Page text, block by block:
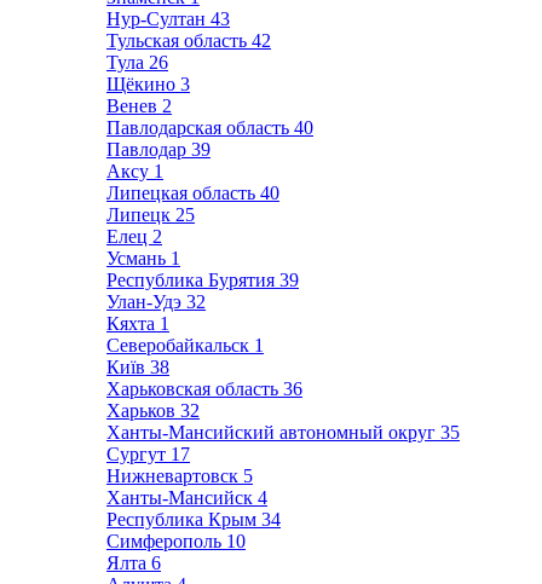
Нур-Султан 43
Тульская область 42
Тула 26
Щёкино 3
Венев 2
Павлодарская область 40
Павлодар 39
Аксу 1
Липецкая область 40
Липецк 25
Елец 2
Усмань 1
Республика Бурятия 39
Улан-Удэ 32
Кяхта 1
Северобайкальск 1
Київ 38
Харьковская область 36
Харьков 32
Ханты-Мансийский автономный округ 35
Сургут 17
Нижневартовск 5
Ханты-Мансийск 4
Республика Крым 34
Симферополь 10
Ялта 6